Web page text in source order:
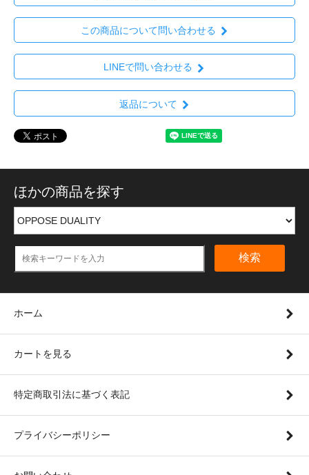
この商品について問い合わせる
LINEで問い合わせる
返品について
ほかの商品を探す
検索
ホーム
カートを見る
特定商取引法に基づく表記
プライバシーポリシー